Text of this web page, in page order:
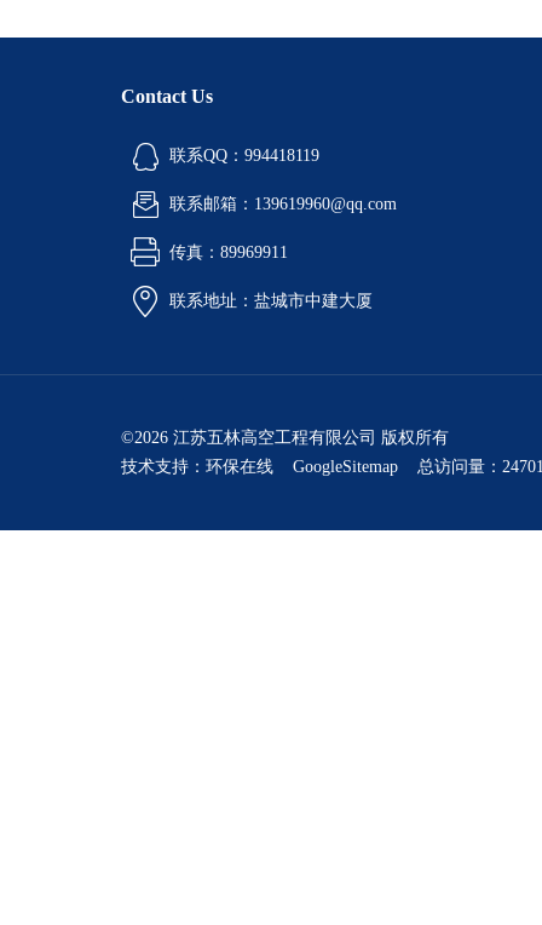
Contact Us
联系QQ：994418119
联系邮箱：139619960@qq.com
传真：89969911
联系地址：盐城市中建大厦
©2026 江苏五林高空工程有限公司 版权所有
技术支持： 环保在线 GoogleSitemap 总访问量：